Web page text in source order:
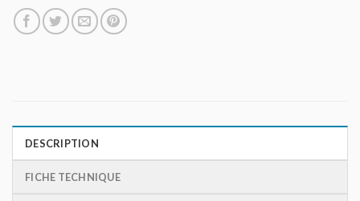
DESCRIPTION
FICHE TECHNIQUE